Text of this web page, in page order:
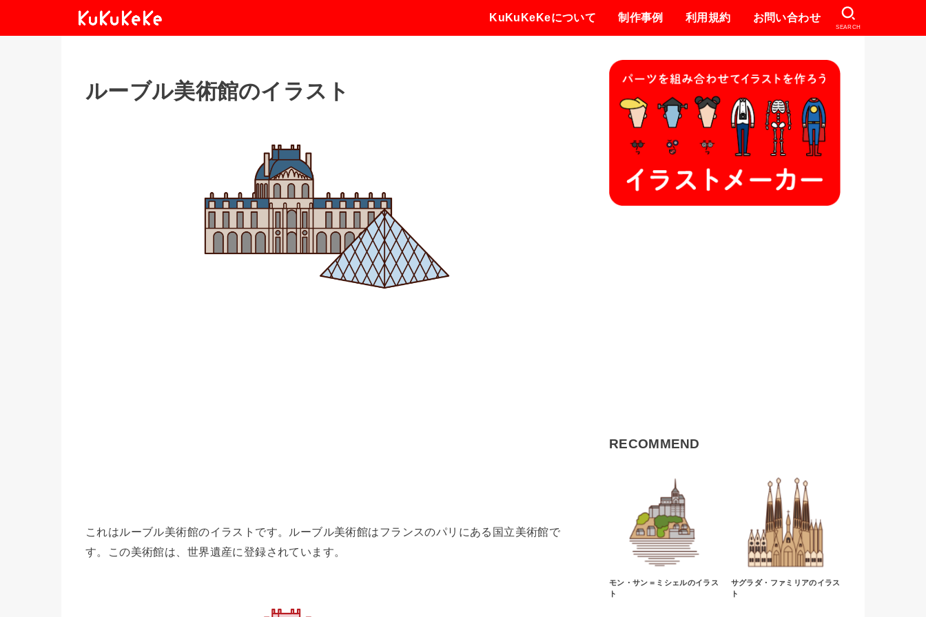
KuKuKeKeについて 制作事例 利用規約 お問い合わせ
SEARCH
ルーブル美術館のイラスト
これはルーブル美術館のイラストです。ルーブル美術館はフランスのパリにある国立美術館で
す。この美術館は、世界遺産に登録されています。
RECOMMEND
モン・サン＝ミシェルのイラス
ト
サグラダ・ファミリアのイラス
ト